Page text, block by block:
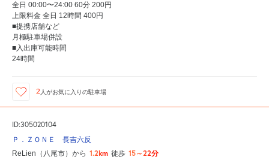
全日 00:00〜24:00 60分 200円
上限料金 全日 12時間 400円
■提携店舗など
月極駐車場併設
■入出庫可能時間
24時間
2 人がお気に入りの駐車場
ID:305020104
Ｐ．ＺＯＮＥ 長吉六反
ReLien（八尾市）から 1.2km 徒歩 15～22分